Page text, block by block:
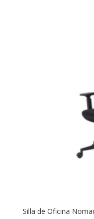
Silla de Oficina